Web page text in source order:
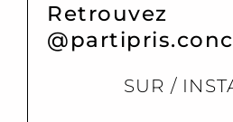
Retrouvez
SUR /